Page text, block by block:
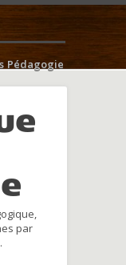
Pédagogie
par